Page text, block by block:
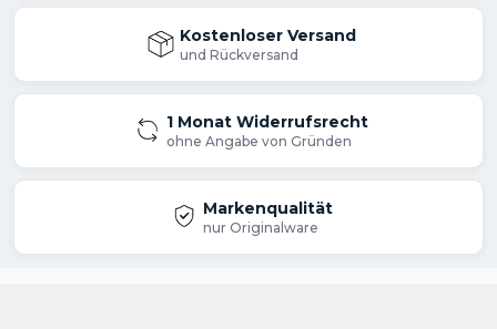
Kostenloser Versand
und Rückversand
1 Monat Widerrufsrecht
ohne Angabe von Gründen
Markenqualität
nur Originalware